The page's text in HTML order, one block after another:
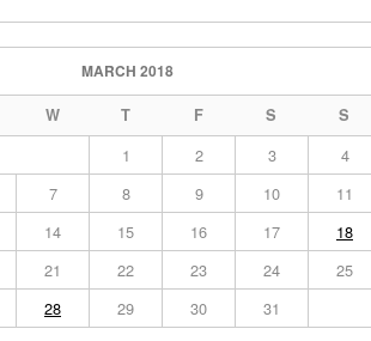
MARCH 2018
W T F S S
1 2 3
4
7 8 9 10
11
14 15 16 17
18
21 22 23 24
25
28 29 30
31